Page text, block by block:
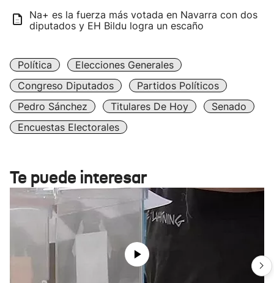
Na+ es la fuerza más votada en Navarra con dos
diputados y EH Bildu logra un escaño
Política
Elecciones Generales
Congreso Diputados
Partidos Políticos
Pedro Sánchez
Titulares De Hoy
Senado
Encuestas Electorales
Te puede interesar